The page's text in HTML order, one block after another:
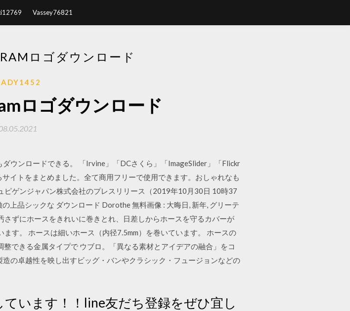
Vassey76821
ロゴダウンロード
ロゴダウンロード
ウンロードできる。 「Irvine」「DCさくら」「ImageSlider」「Flickr
イトをまとめました。全て商用フリーで使用できます。おしゃれなも
ゲンジャパン株式会社のプレスリリース（2019年10月30日 10時37
上品シックな ダウンロード Dorothe 無料画像 : 大晦日, 新年, グリーテ
さずにホースをきれいに巻きとれ、日差しからホースを守るカバーが
す。 ホースは細いホース（内径7.5mm）を巻いています。 ホースの
できる金属タイプで ウブロ。「異なる素材とアイデアの融合」をコ
の卓越性を映し出すビッグ・バンやクラシック・フュージョンなどの
います！！line友だち登録をぜひ宜し